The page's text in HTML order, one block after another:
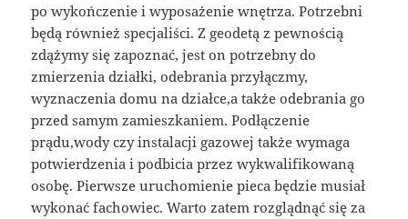
po wykończenie i wyposażenie wnętrza. Potrzebni
będą również specjaliści. Z geodetą z pewnością
zdążymy się zapoznać, jest on potrzebny do
zmierzenia działki, odebrania przyłączmy,
wyznaczenia domu na działce,a także odebrania go
przed samym zamieszkaniem. Podłączenie
prądu,wody czy instalacji gazowej także wymaga
potwierdzenia i podbicia przez wykwalifikowaną
osobę. Pierwsze uruchomienie pieca będzie musiał
wykonać fachowiec. Warto zatem rozglądnąć się za